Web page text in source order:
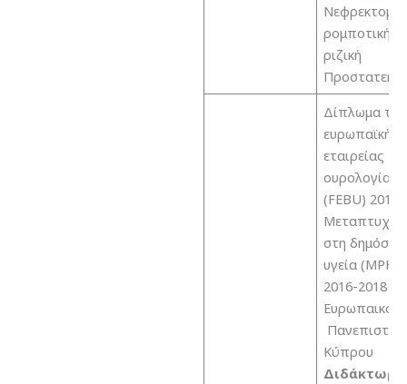
Νεφρεκτομή,
ρομποτική
ριζική
Δίπλωμα της
ευρωπαϊκής
εταιρείας
ουρολογίας
(FEBU) 2018
στη δημόσια
υγεία (MPH)
2016-2018
Ευρωπαικό
Κύπρου
Διδάκτωρ